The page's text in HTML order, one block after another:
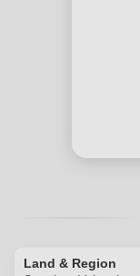
Land & Region